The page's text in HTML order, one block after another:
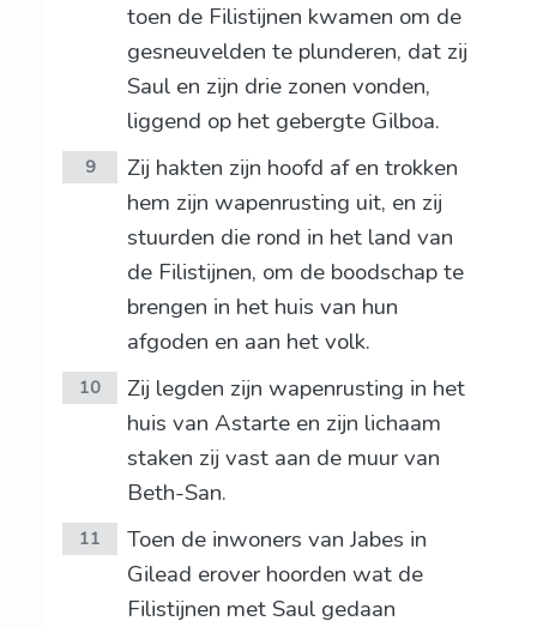
toen de Filistijnen kwamen om de
gesneuvelden te plunderen, dat zij
Saul en zijn drie zonen vonden,
liggend op het gebergte Gilboa.
9
Zij hakten zijn hoofd af en trokken
hem zijn wapenrusting uit, en zij
stuurden die rond in het land van
de Filistijnen, om de boodschap te
brengen in het huis van hun
afgoden en aan het volk.
10
Zij legden zijn wapenrusting in het
huis van Astarte en zijn lichaam
staken zij vast aan de muur van
Beth-San.
11
Toen de inwoners van Jabes in
Gilead erover hoorden wat de
Filistijnen met Saul gedaan